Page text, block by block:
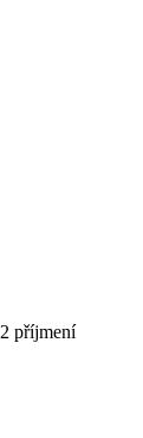
příjmení